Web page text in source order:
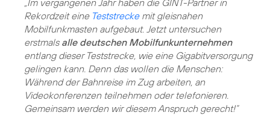
„Im vergangenen Jahr haben die GINT-Partner in
Rekordzeit eine Teststreckemit gleisnahen
Mobilfunkmasten aufgebaut. Jetzt untersuchen
erstmals alle deutschen Mobilfunkunternehmen
entlang dieser Teststrecke, wie eine Gigabitversorgung
gelingen kann. Denn das wollen die Menschen:
Während der Bahnreise im Zug arbeiten, an
Videokonferenzen teilnehmen oder telefonieren.
Gemeinsam werden wir diesem Anspruch gerecht!”